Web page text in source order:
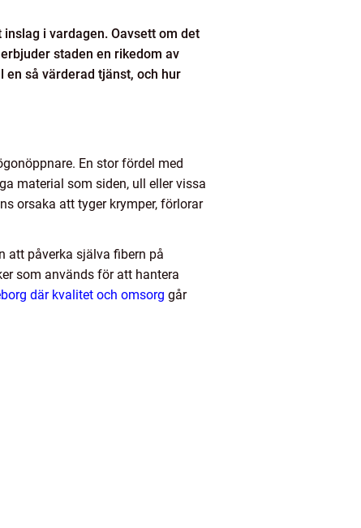
i vardagen. Oavsett om det
staden en rikedom av
så värderad tjänst, och hur
En stor fördel med
material som siden, ull eller vissa
orsaka att tyger krymper, förlorar
att påverka själva fibern på
som används för att hantera
där kvalitet och omsorg går